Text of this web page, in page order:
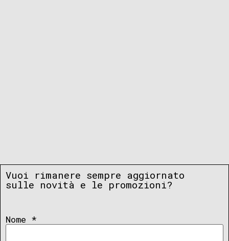
Vuoi rimanere sempre aggiornato
sulle novità e le promozioni?
Nome *